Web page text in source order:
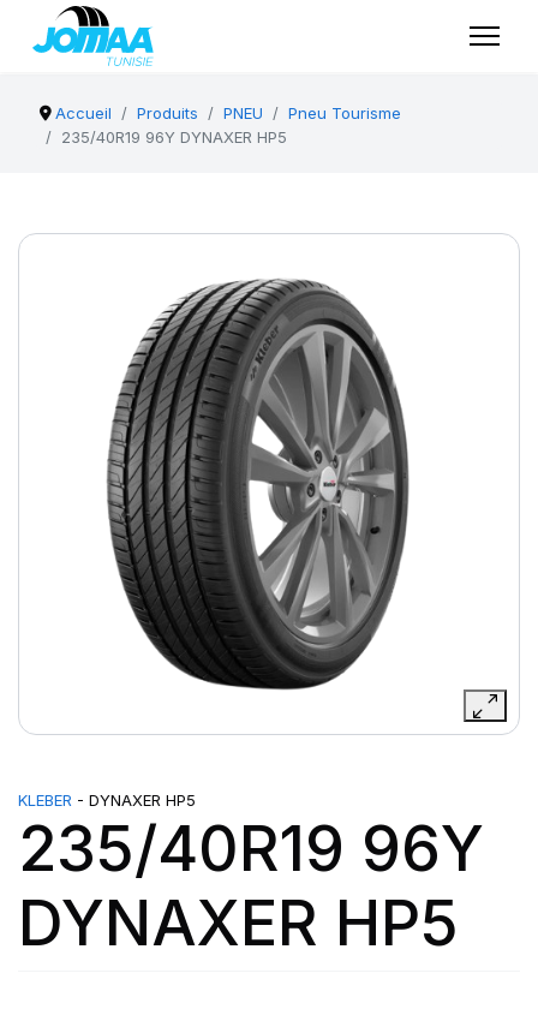
Accueil Produits PNEU
Pneu Tourisme
235/40R19 96Y DYNAXER HP5
KLEBER - DYNAXER HP5
235/40R19 96Y
DYNAXER HP5